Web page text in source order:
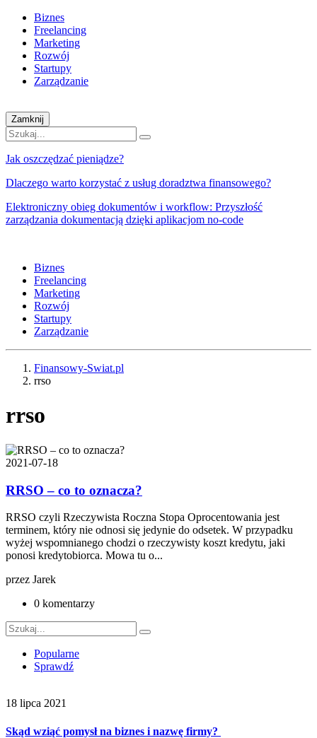
Biznes
Freelancing
Marketing
Rozwój
Startupy
Zarządzanie
Zamknij
Jak oszczędzać pieniądze?
Dlaczego warto korzystać z usług doradztwa finansowego?
Elektroniczny obieg dokumentów i workflow: Przyszłość
zarządzania dokumentacją dzięki aplikacjom no-code
Biznes
Freelancing
Marketing
Rozwój
Startupy
Zarządzanie
Finansowy-Swiat.pl
rrso
rrso
2021-07-18
RRSO – co to oznacza?
RRSO czyli Rzeczywista Roczna Stopa Oprocentowania jest
terminem, który nie odnosi się jedynie do odsetek. W przypadku
wyżej wspomnianego chodzi o rzeczywisty koszt kredytu, jaki
ponosi kredytobiorca. Mowa tu o...
przez Jarek
0 komentarzy
Popularne
Sprawdź
18 lipca 2021
Skąd wziąć pomysł na biznes i nazwę firmy?